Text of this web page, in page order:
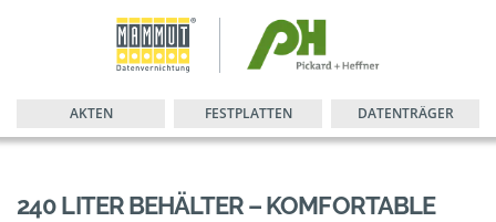
AKTEN FESTPLATTEN DATENTRÄGER
240 LITER BEHÄLTER – KOMFORTABLE